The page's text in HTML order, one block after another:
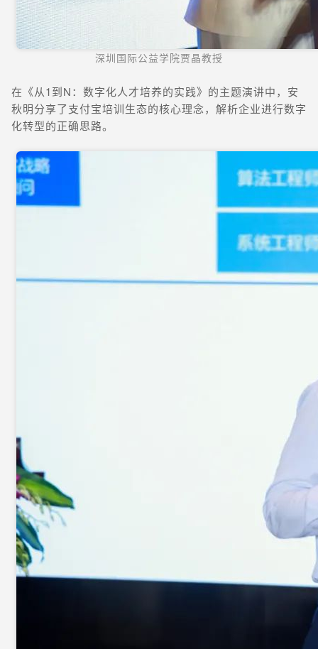
深圳国际公益学院贾晶教授
在《从1到N：数字化人才培养的实践》的主题演讲中，安
秋明分享了支付宝培训生态的核心理念，解析企业进行数字
化转型的正确思路。